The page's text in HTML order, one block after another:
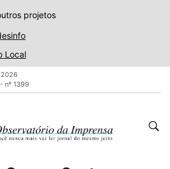
projetos
Local
nº 1399